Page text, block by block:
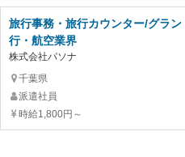
旅行事務・旅行カウンター/グラ
行・航空業界
株式会社パソナ
千葉県
派遣社員
時給1,800円～